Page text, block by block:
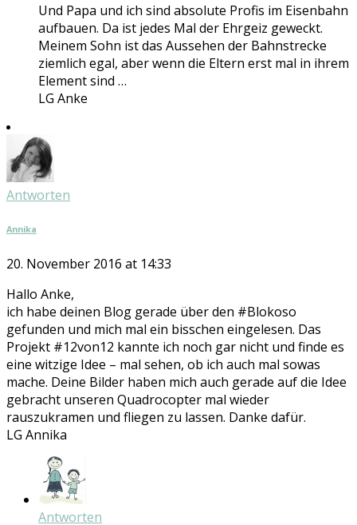
Und Papa und ich sind absolute Profis im Eisenbahn
aufbauen. Da ist jedes Mal der Ehrgeiz geweckt.
Meinem Sohn ist das Aussehen der Bahnstrecke
ziemlich egal, aber wenn die Eltern erst mal in ihrem
Element sind …
LG Anke
Antworten
Annika
20. November 2016 at 14:33
Hallo Anke,
ich habe deinen Blog gerade über den #Blokoso
gefunden und mich mal ein bisschen eingelesen. Das
Projekt #12von12 kannte ich noch gar nicht und finde es
eine witzige Idee – mal sehen, ob ich auch mal sowas
mache. Deine Bilder haben mich auch gerade auf die Idee
gebracht unseren Quadrocopter mal wieder
rauszukramen und fliegen zu lassen. Danke dafür.
LG Annika
Antworten